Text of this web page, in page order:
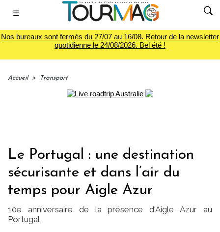
☰
Nos bureaux sont fermés du 27/07 au 16/08. Retour de la newsletter
quotidienne le 24/08/2026. Bel été !
Accueil > Transport
Le Portugal : une destination
sécurisante et dans l’air du
temps pour Aigle Azur
10e anniversaire de la présence d'Aigle Azur au
Portugal